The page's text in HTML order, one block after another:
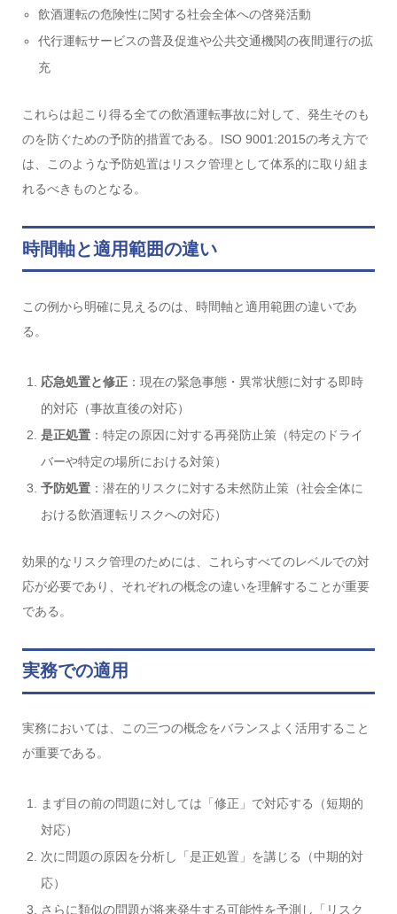
飲酒運転の危険性に関する社会全体への啓発活動
代行運転サービスの普及促進や公共交通機関の夜間運行の拡
充
これらは起こり得る全ての飲酒運転事故に対して、発生そのも
のを防ぐための予防的措置である。ISO 9001:2015の考え方で
は、このような予防処置はリスク管理として体系的に取り組ま
れるべきものとなる。
時間軸と適用範囲の違い
この例から明確に見えるのは、時間軸と適用範囲の違いであ
る。
応急処置と修正：現在の緊急事態・異常状態に対する即時
的対応（事故直後の対応）
是正処置：特定の原因に対する再発防止策（特定のドライ
バーや特定の場所における対策）
予防処置：潜在的リスクに対する未然防止策（社会全体に
おける飲酒運転リスクへの対応）
効果的なリスク管理のためには、これらすべてのレベルでの対
応が必要であり、それぞれの概念の違いを理解することが重要
である。
実務での適用
実務においては、この三つの概念をバランスよく活用すること
が重要である。
まず目の前の問題に対しては「修正」で対応する（短期的
対応）
次に問題の原因を分析し「是正処置」を講じる（中期的対
応）
さらに類似の問題が将来発生する可能性を予測し「リスク